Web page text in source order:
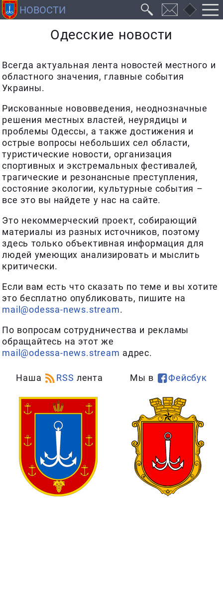
Одесские новости
Всегда актуальная лента новостей местного и
областного значения, главные события
Украины.
Рискованные нововведения, неоднозначные
решения местных властей, неурядицы и
проблемы Одессы, а также достижения и
острые вопросы небольших сел области,
туристические новости, организация
спортивных и экстремальных фестивалей,
трагические и резонансные преступления,
состояние экологии, культурные события –
все это вы найдете у нас на сайте.
Это некоммерческий проект, собирающий
материалы из разных источников, поэтому
здесь только объективная информация для
людей умеющих анализировать и мыслить
критически.
Если вам есть что сказать по теме и вы хотите
это бесплатно опубликовать, пишите на
mail@odessa-news.stream.
По вопросам сотрудничества и рекламы
обращайтесь на этот же
mail@odessa-news.stream адрес.
Наша RSS лента Мы в Фейсбук